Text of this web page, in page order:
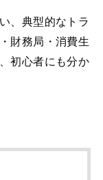
、典型的なトラ
財務局・消費生
初心者にも分か